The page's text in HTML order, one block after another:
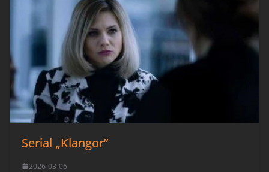
Serial „Klangor”
2026-03-06